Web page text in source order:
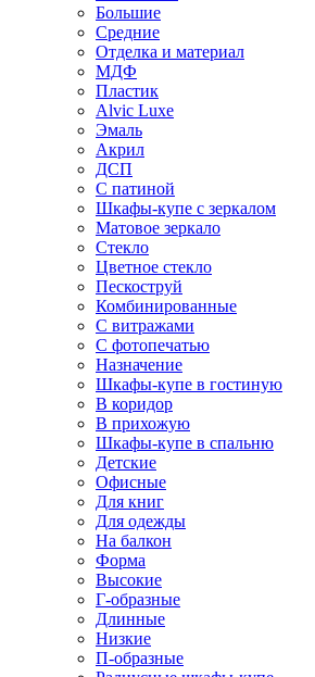
Большие
Средние
Отделка и материал
МДФ
Пластик
Alvic Luxe
Эмаль
Акрил
ДСП
С патиной
Шкафы-купе с зеркалом
Матовое зеркало
Стекло
Цветное стекло
Пескоструй
Комбинированные
С витражами
С фотопечатью
Назначение
Шкафы-купе в гостиную
В коридор
В прихожую
Шкафы-купе в спальню
Детские
Офисные
Для книг
Для одежды
На балкон
Форма
Высокие
Г-образные
Длинные
Низкие
П-образные